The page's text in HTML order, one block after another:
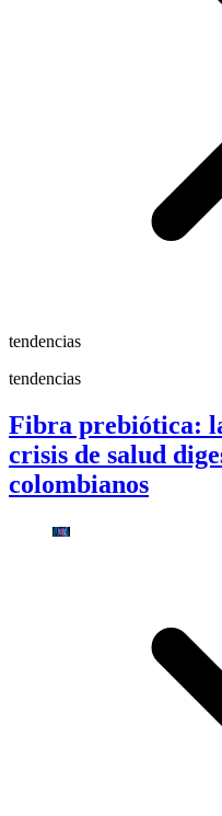
tendencias
tendencias
Fibra prebiótica:
crisis de salud
colombianos